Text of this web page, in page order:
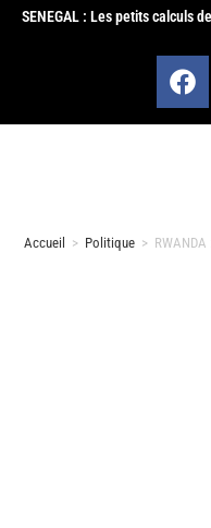
SENEGAL : Les petits calculs
Accueil > Politique >